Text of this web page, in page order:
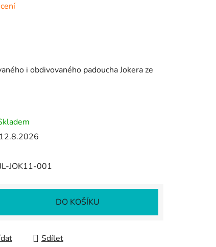
i obdivovaného padoucha Jokera ze
12.8.2026
JOK11-001
DO KOŠÍKU
Sdílet